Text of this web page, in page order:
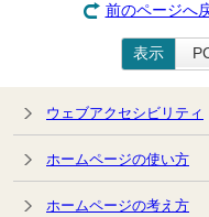
前のページへ
表示
ウェブアクセシビリティ
ホームページの使い方
ホームページの考え方